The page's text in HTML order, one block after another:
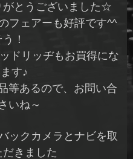
がとうございました☆
フェアーも好評です^^
！
ドリッヂもお買得にな
す♪
等あるので、お問い合
いね～
ックカメラとナビを取
きました